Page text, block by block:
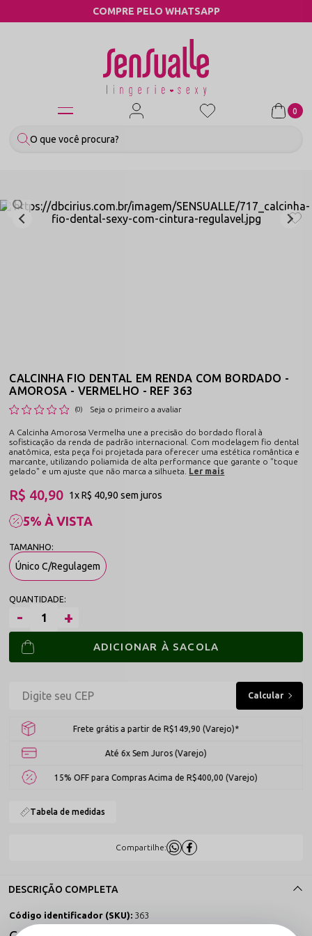
COMPRE PELO WHATSAPP
0
CALCINHA FIO DENTAL EM RENDA COM BORDADO -
AMOROSA - VERMELHO - REF 363
(0) Seja o primeiro a avaliar
A Calcinha Amorosa Vermelha une a precisão do bordado floral à
sofisticação da renda de padrão internacional. Com modelagem fio dental
anatômica, esta peça foi projetada para oferecer uma estética romântica e
marcante, utilizando poliamida de alta performance que garante o "toque
gelado" e um ajuste que não marca a silhueta.
Ler mais
5% À VISTA
R$ 40,90 1xR$ 40,90sem juros
Único C/Regulagem
ADICIONAR À SACOLA
Frete grátis a partir de R$149,90 (Varejo)*
Até 6x Sem Juros (Varejo)
15% OFF para Compras Acima de R$400,00 (Varejo)
Tabela de medidas
Compartilhe:
DESCRIÇÃO COMPLETA
Código identificador (SKU): 363